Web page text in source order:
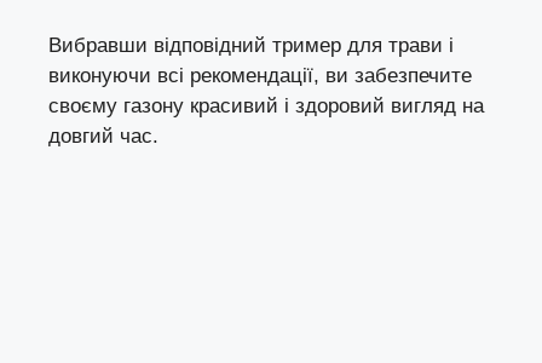
Вибравши відповідний тример для трави і
виконуючи всі рекомендації, ви забезпечите
своєму газону красивий і здоровий вигляд на
довгий час.